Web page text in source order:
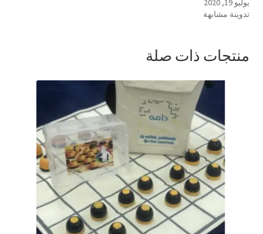
يوليو 19, 2020
تدوينة مشابهة
منتجات ذات صلة